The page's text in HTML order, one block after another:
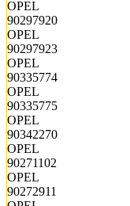
OPEL
90297920
OPEL
90297923
OPEL
90335774
OPEL
90335775
OPEL
90342270
OPEL
90271102
OPEL
90272911